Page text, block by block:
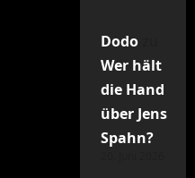
Dodozu
Wer hält
die Hand
über Jens
Spahn?